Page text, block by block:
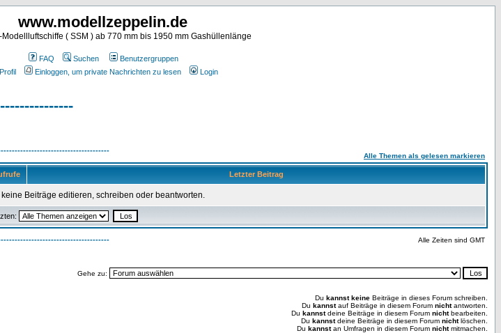
www.modellzeppelin.de
( SSM ) ab 770 mm bis 1950 mm Gashüllenlänge
FAQ Suchen
Benutzergruppen
Profil
Einloggen, um private Nachrichten zu lesen Login
Alle Themen als gelesen markieren
Letzter Beitrag
Beiträge editieren, schreiben oder beantworten.
Alle Zeiten sind GMT
Gehe zu:
Du kannst keine Beiträge in dieses Forum schreiben.
Du kannstauf Beiträge in diesem Forum nichtantworten.
Du kannstdeine Beiträge in diesem Forum nichtbearbeiten.
Du kannstdeine Beiträge in diesem Forum nichtlöschen.
Du kannstan Umfragen in diesem Forum nichtmitmachen.